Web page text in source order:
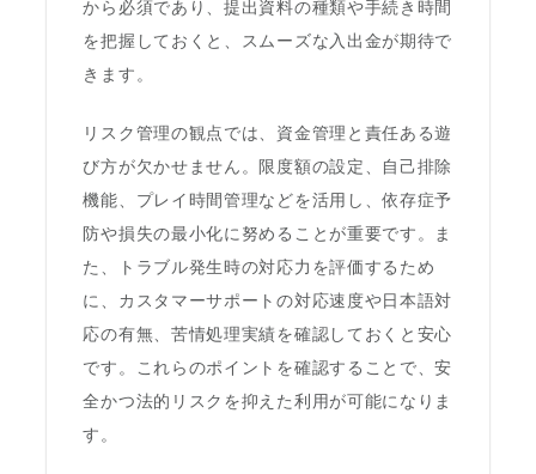
から必須であり、提出資料の種類や手続き時間
を把握しておくと、スムーズな入出金が期待で
きます。
リスク管理の観点では、資金管理と責任ある遊
び方が欠かせません。限度額の設定、自己排除
機能、プレイ時間管理などを活用し、依存症予
防や損失の最小化に努めることが重要です。ま
た、トラブル発生時の対応力を評価するため
に、カスタマーサポートの対応速度や日本語対
応の有無、苦情処理実績を確認しておくと安心
です。これらのポイントを確認することで、安
全かつ法的リスクを抑えた利用が可能になりま
す。